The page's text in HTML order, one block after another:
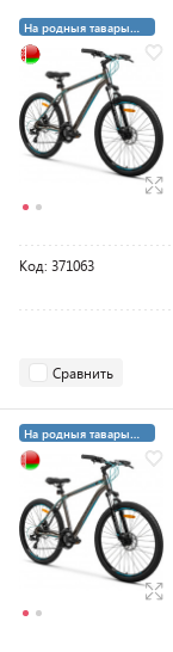
На родныя тавары
4%
Код: 371063
Сравнить
На родныя тавары
4%
3+21 суперкредит